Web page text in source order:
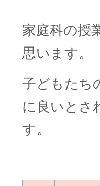
家庭科の授
思います。
子どもたち
に良いとさ
す。